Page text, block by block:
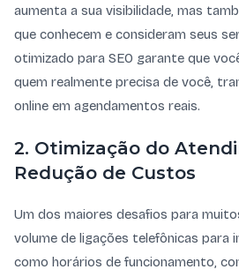
aumenta a sua visibilidade, mas
que conhecem e consideram seus
otimizado para SEO garante que
quem realmente precisa de você,
online em agendamentos reais.
2. Otimização do
Redução de Custos
Um dos maiores desafios para
volume de ligações telefônicas para
como horários de funcionamento,